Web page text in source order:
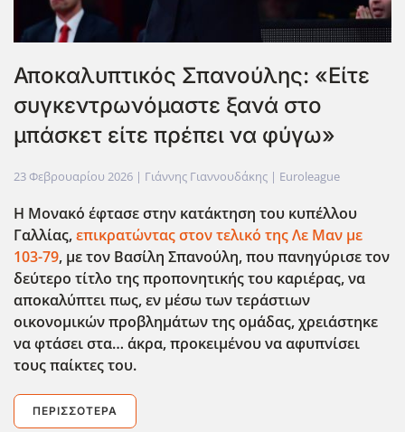
Αποκαλυπτικός Σπανούλης: «Είτε
συγκεντρωνόμαστε ξανά στο
μπάσκετ είτε πρέπει να φύγω»
23 Φεβρουαρίου 2026 | Γιάννης Γιαννουδάκης | Euroleague
Η Μονακό έφτασε στην κατάκτηση του κυπέλλου
Γαλλίας,επικρατώντας στον τελικό της Λε Μαν με
103-79, με τον Βασίλη Σπανούλη, που πανηγύρισε τον
δεύτερο τίτλο της προπονητικής του καριέρας, να
αποκαλύπτει πως, εν μέσω των τεράστιων
οικονομικών προβλημάτων της ομάδας, χρειάστηκε
να φτάσει στα… άκρα, προκειμένου να αφυπνίσει
τους παίκτες του.
ΠΕΡΙΣΣΌΤΕΡΑ